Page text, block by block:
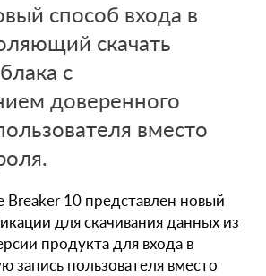
способ входа в
скачать
с
доверенного
вместо
Breaker 10 представлен новый
для скачивания данных из
продукта для входа в
запись пользователя вместо